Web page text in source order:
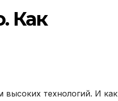
Как
технологий. И как